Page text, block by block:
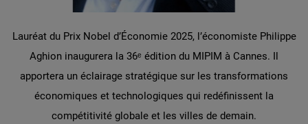
Lauréat du Prix Nobel d’Économie 2025, l’économiste Philippe
Aghion inaugurera la 36ᵉ édition du MIPIM à Cannes. Il
apportera un éclairage stratégique sur les transformations
économiques et technologiques qui redéfinissent la
compétitivité globale et les villes de demain.